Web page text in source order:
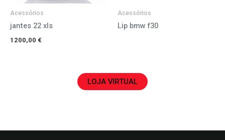
Acessórios
jantes 22 xls
1200,00 €
Acessórios
Lip bmw f30
LOJA VIRTUAL